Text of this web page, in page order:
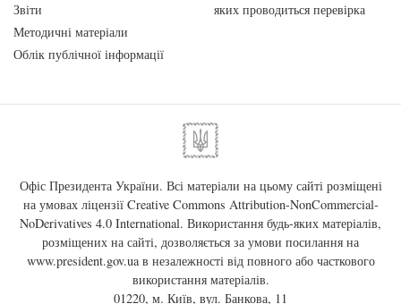
Звіти
Методичні матеріали
Облік публічної інформації
яких проводиться перевірка
Офіс Президента України. Всі матеріали на цьому сайті розміщені
на умовах ліцензії Creative Commons Attribution-NonCommercial-
NoDerivatives 4.0 International. Використання будь-яких матеріалів,
розміщених на сайті, дозволяється за умови посилання на
www.president.gov.uaв незалежності від повного або часткового
використання матеріалів.
01220, м. Київ, вул. Банкова, 11